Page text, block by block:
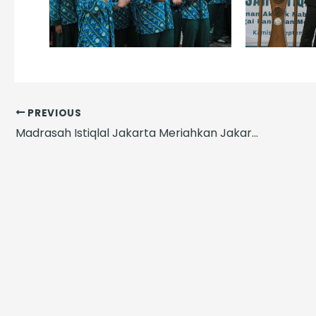
PREVIOUS
Madrasah Istiqlal Jakarta Meriahkan Jakarta Islamic Education Fair 2025